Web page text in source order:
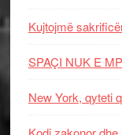
Kujtojmë
SPAÇI NUK E
New York, qyteti